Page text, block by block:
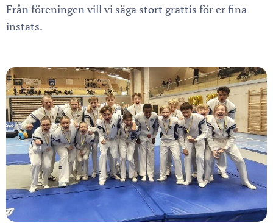
Från föreningen vill vi säga stort grattis för er fina
instats.